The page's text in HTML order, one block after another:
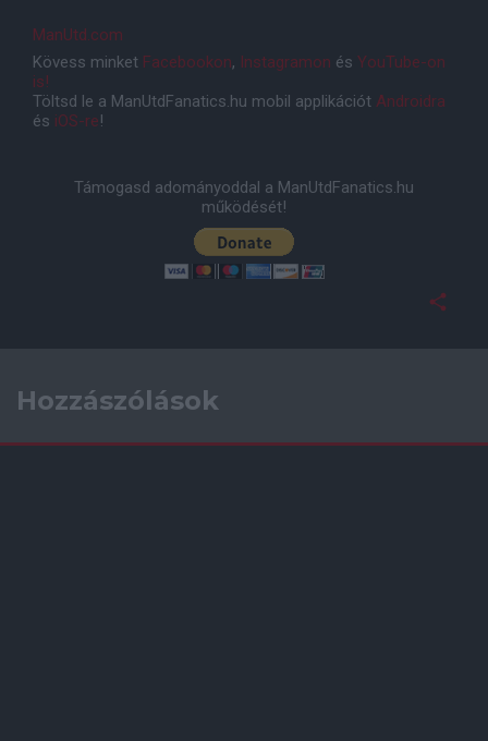
ManUtd.com
Kövess minket Facebookon, Instagramon és YouTube-on
is!
Töltsd le a ManUtdFanatics.hu mobil applikációt Androidra
és iOS-re!
Támogasd adományoddal a ManUtdFanatics.hu
működését!
Hozzászólások